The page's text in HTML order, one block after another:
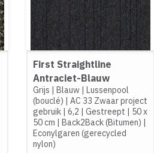
First Straightline
Antraciet-Blauw
Grijs | Blauw| Lussenpool
(bouclé) | AC 33 Zwaar project
gebruik| 6,2 | Gestreept | 50 x
50 cm | Back2Back (Bitumen) |
Econylgaren (gerecycled
nylon)